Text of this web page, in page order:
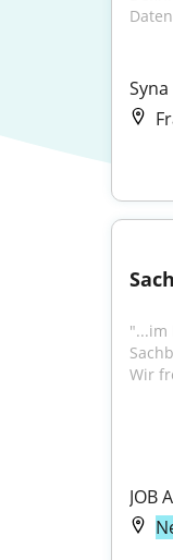
"...im
Wir
JOB